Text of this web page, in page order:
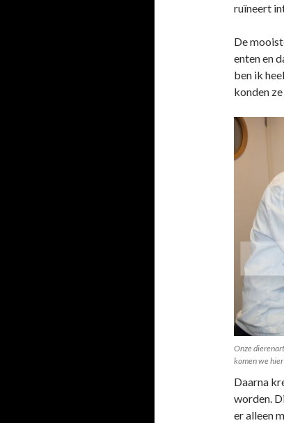
ruïneert
De
enten en
ben ik
konden
Onze
komen we
Daarna
worden.
er alleen